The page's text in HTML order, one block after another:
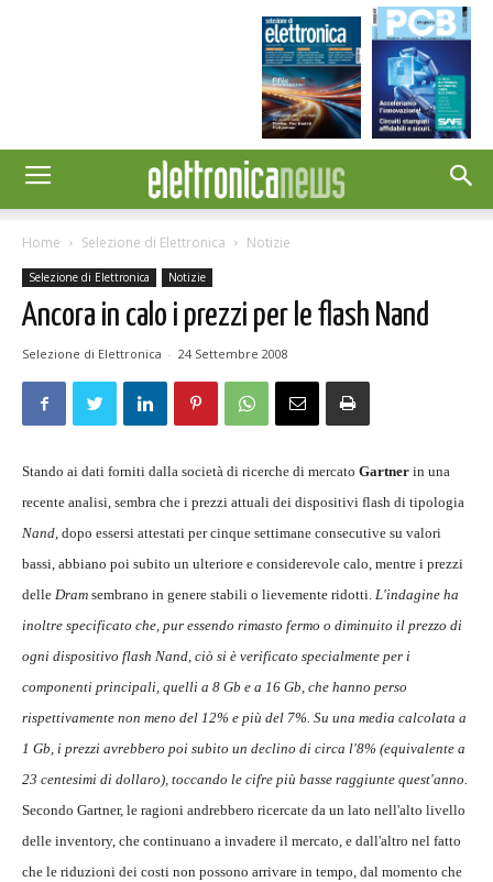
Home Selezione di Elettronica Notizie
Selezione di Elettronica Notizie
Ancora in calo i prezzi per le flash Nand
Selezione di Elettronica - 24 Settembre 2008
Stando ai dati forniti dalla società di ricerche di mercato Gartner in una
recente analisi, sembra che i prezzi attuali dei dispositivi flash di tipologia
Nand, dopo essersi attestati per cinque settimane consecutive su valori
bassi, abbiano poi subito un ulteriore e considerevole calo, mentre i prezzi
delle Dram sembrano in genere stabili o lievemente ridotti. L'indagine ha
inoltre specificato che, pur essendo rimasto fermo o diminuito il prezzo di
ogni dispositivo flash Nand, ciò si è verificato specialmente per i
componenti principali, quelli a 8 Gb e a 16 Gb, che hanno perso
rispettivamente non meno del 12% e più del 7%. Su una media calcolata a
1 Gb, i prezzi avrebbero poi subito un declino di circa l'8% (equivalente a
23 centesimi di dollaro), toccando le cifre più basse raggiunte quest'anno.
Secondo Gartner, le ragioni andrebbero ricercate da un lato nell'alto livello
delle inventory, che continuano a invadere il mercato, e dall'altro nel fatto
che le riduzioni dei costi non possono arrivare in tempo, dal momento che